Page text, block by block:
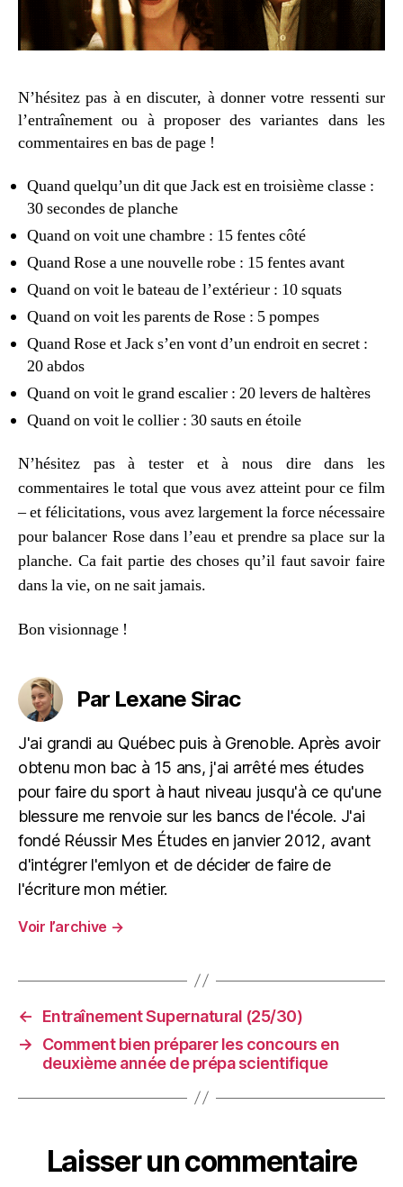
N’hésitez pas à en discuter, à donner votre ressenti sur
l’entraînement ou à proposer des variantes dans les
commentaires en bas de page !
Quand quelqu’un dit que Jack est en troisième classe :
30 secondes de planche
Quand on voit une chambre : 15 fentes côté
Quand Rose a une nouvelle robe : 15 fentes avant
Quand on voit le bateau de l’extérieur : 10 squats
Quand on voit les parents de Rose : 5 pompes
Quand Rose et Jack s’en vont d’un endroit en secret :
20 abdos
Quand on voit le grand escalier : 20 levers de haltères
Quand on voit le collier : 30 sauts en étoile
N’hésitez pas à tester et à nous dire dans les
commentaires le total que vous avez atteint pour ce film
– et félicitations, vous avez largement la force nécessaire
pour balancer Rose dans l’eau et prendre sa place sur la
planche. Ca fait partie des choses qu’il faut savoir faire
dans la vie, on ne sait jamais.
Bon visionnage !
Par Lexane Sirac
J'ai grandi au Québec puis à Grenoble. Après avoir
obtenu mon bac à 15 ans, j'ai arrêté mes études
pour faire du sport à haut niveau jusqu'à ce qu'une
blessure me renvoie sur les bancs de l'école. J'ai
fondé Réussir Mes Études en janvier 2012, avant
d'intégrer l'emlyon et de décider de faire de
l'écriture mon métier.
Voir l’archive →
←
Entraînement Supernatural (25/30)
→
Comment bien préparer les concours en
deuxième année de prépa scientifique
Laisser un commentaire